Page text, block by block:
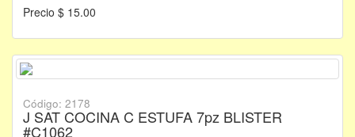
Precio $ 15.00
Código: 2178
J SAT COCINA C ESTUFA 7pz BLISTER
#C1062